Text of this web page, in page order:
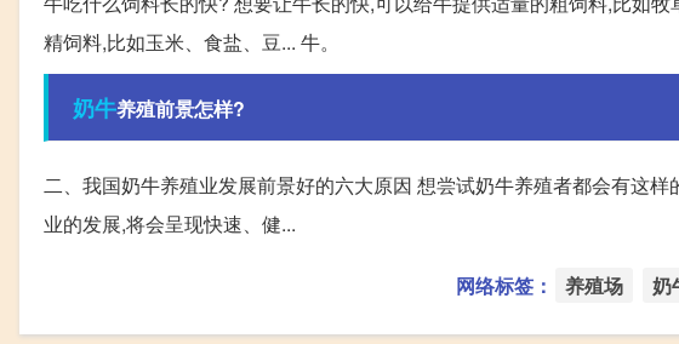
精饲料,比如玉米、食盐、豆... 牛。
奶牛养殖前景怎样?
二、我国奶牛养殖业发展前景好的六大原因 想尝试奶牛养殖者都会有这
业的发展,将会呈现快速、健...
网络标签： 养殖场 奶